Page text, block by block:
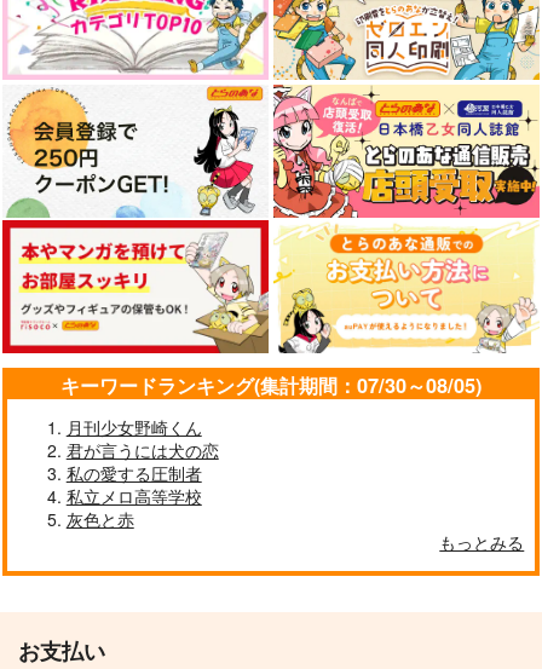
かずならで
1,100円（税込）
陸奥守吉行×肥前忠広
サンプル
作品詳細
まがり未知
944円（税込）
陸奥守吉行×肥前忠広
サンプル
作品詳細
こころのこり
629円（税込）
陸奥守吉行×肥前忠広
サンプル
作品詳細
在る森の物語4
陸奥守吉行×肥前忠広
サンプル
祠を壊しにマンション
ヘ
990円（税込）
（税込）
陸奥守吉行×肥前忠広
キーワードランキング(集計期間：07/30～08/05)
月刊少女野崎くん
君が言うには犬の恋
私の愛する圧制者
私立メロ高等学校
灰色と赤
もっとみる
お支払い